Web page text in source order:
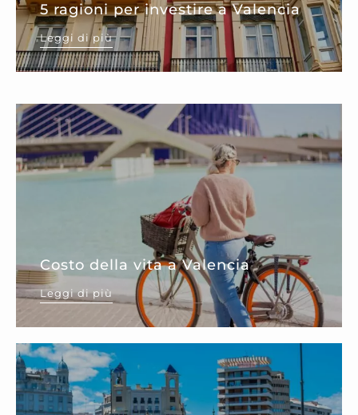
5 ragioni per investire a Valencia
Leggi di più
Costo della vita a Valencia
Leggi di più